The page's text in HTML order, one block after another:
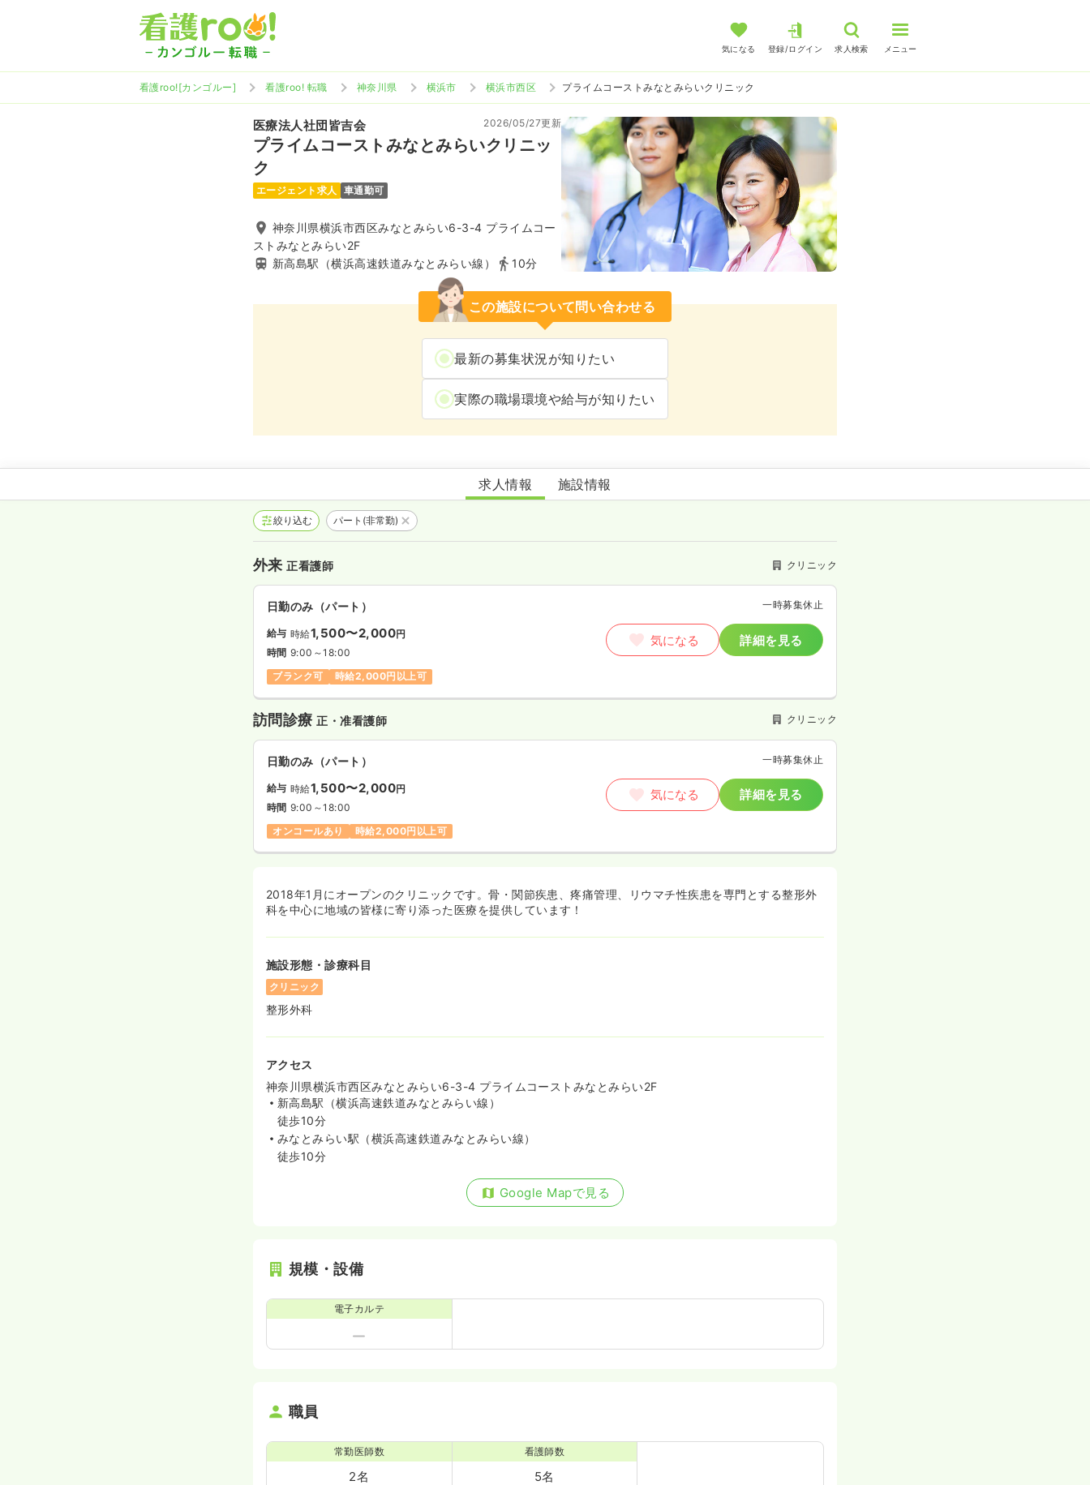
気になる 登録/ログイン 求人検索 メニュー
看護roo![カンゴルー] 看護roo! 転職 神奈川県 横浜市 横浜市西区 プライムコーストみなとみらいクリニック
医療法人社団皆吉会
プライムコーストみなとみらいクリニッ
ク
2026/05/27更新
エージェント求人 車通勤可
神奈川県横浜市西区みなとみらい6-3-4 プライムコー
ストみなとみらい2F
新高島駅（横浜高速鉄道みなとみらい線）
10分
この施設について問い合わせる
最新の募集状況が知りたい
実際の職場環境や給与が知りたい
プライムコーストみなとみらいクリニック
求人情報 施設情報
絞り込む パート(非常勤)
外来正看護師 クリニック
日勤のみ（パート） 一時募集休止
給与 時給1,500〜2,000円
時間 9:00～18:00
ブランク可
時給2,000円以上可
気になる 詳細を見る
訪問診療正・准看護師 クリニック
日勤のみ（パート） 一時募集休止
給与 時給1,500〜2,000円
時間 9:00～18:00
オンコールあり
時給2,000円以上可
気になる 詳細を見る
2018年1月にオープンのクリニックです。骨・関節疾患、疼痛管理、リウマチ性疾患を専門とする整形外
科を中心に地域の皆様に寄り添った医療を提供しています！
施設形態・診療科目
クリニック
整形外科
アクセス
神奈川県横浜市西区みなとみらい6-3-4 プライムコーストみなとみらい2F
新高島駅（横浜高速鉄道みなとみらい線）
徒歩10分
みなとみらい駅（横浜高速鉄道みなとみらい線）
徒歩10分
Google Mapで見る
規模・設備
電子カルテ
職員
常勤医師数
2名
看護師数
5名